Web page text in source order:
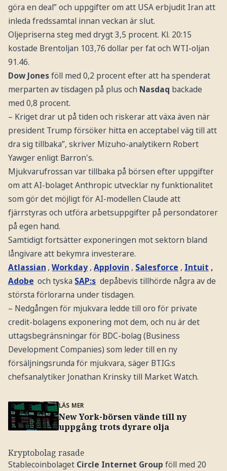
göra en deal” och uppgifter om att USA erbjudit Iran att
inleda fredssamtal innan veckan är slut.
Oljepriserna steg med drygt 3,5 procent. Kl. 20:15
kostade Brentoljan 103,76 dollar per fat och WTI-oljan
91.46.
Dow Jonesföll med 0,2 procent efter att ha spenderat
merparten av tisdagen på plus och Nasdaq backade
med 0,8 procent.
– Kriget drar ut på tiden och riskerar att växa även när
president Trump försöker hitta en acceptabel väg till att
dra sig tillbaka”, skriver Mizuho-analytikern Robert
Yawger enligt Barron's.
Mjukvarufrossan var tillbaka på börsen efter uppgifter
om att AI-bolaget Anthropic utvecklar ny funktionalitet
som gör det möjligt för AI-modellen Claude att
fjärrstyras och utföra arbetsuppgifter på persondatorer
på egen hand.
Samtidigt fortsätter exponeringen mot sektorn bland
långivare att bekymra investerare.
Atlassian ,Workday ,Applovin , Salesforce , Intuit ,
Adobe och tyska SAP:s depåbevis tillhörde några av de
största förlorarna under tisdagen.
– Nedgången för mjukvara ledde till oro för private
credit-bolagens exponering mot dem, och nu är det
uttagsbegränsningar för BDC-bolag (Business
Development Companies) som leder till en ny
försäljningsrunda för mjukvara, säger BTIG:s
chefsanalytiker Jonathan Krinsky till Market Watch.
LÄS MER
New York-börsen vände till ny
uppgång trots dyrare olja
Kryptobolag rasade
Stablecoinbolaget Circle Internet Group föll med 20